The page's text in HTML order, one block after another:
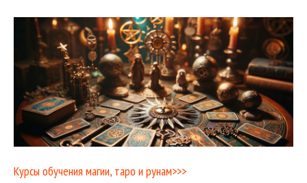
Курсы обучения магии, таро и рунам>>>